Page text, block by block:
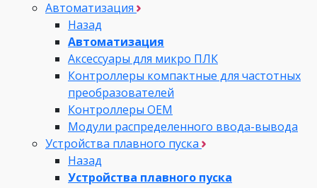
Автоматизация
Назад
Автоматизация
Аксессуары для микро ПЛК
Контроллеры компактные для частотных
преобразователей
Контроллеры ОЕМ
Модули распределенного ввода-вывода
Устройства плавного пуска
Назад
Устройства плавного пуска